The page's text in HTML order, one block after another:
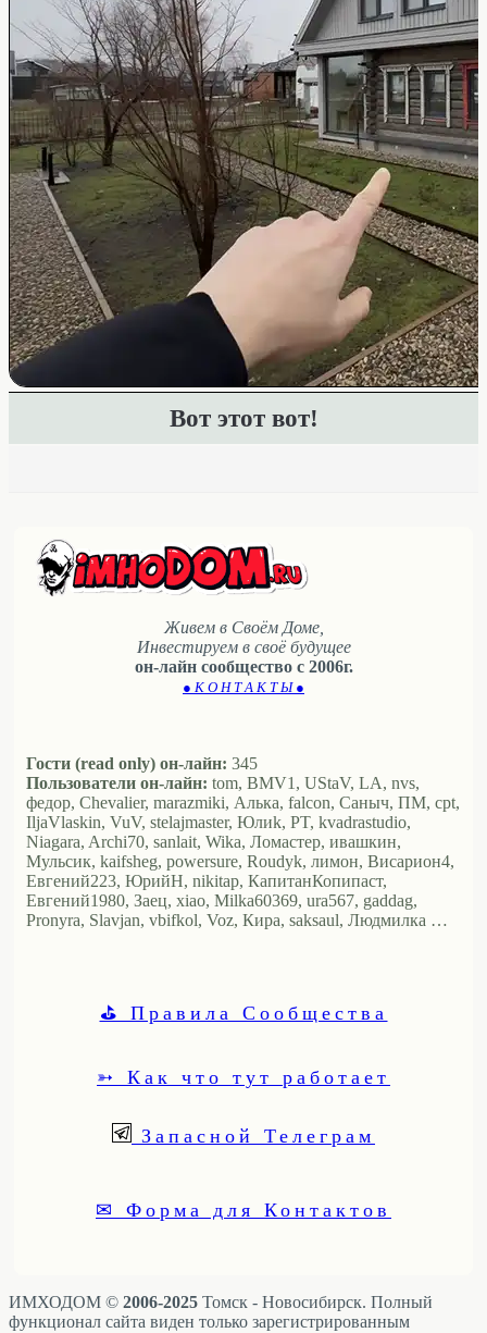
Вот этот вот!
Живем в Своём Доме,
Инвестируем в своё будущее
он-лайн сообщество с 2006г.
● К О Н Т А К Т Ы ●
Гости (read only) он-лайн: 345
Пользователи он-лайн: tom, BMV1, UStaV, LA, nvs,
федор, Chevalier, marazmiki, Алька, falcon, Саныч, ПМ, cpt,
IljaVlaskin, VuV, stelajmaster, Юлиk, PT, kvadrastudio,
Niagara, Archi70, sanlait, Wika, Ломастер, ивашкин,
Мульсик, kaifsheg, powersure, Roudyk, лимон, Висариoн4,
Евгений223, ЮрийН, nikitap, КапитанКопипаст,
Евгений1980, Заец, xiao, Milka60369, ura567, gaddag,
Pronyra, Slavjan, vbifkol, Voz, Кира, saksaul, Людмилка …
⛳ Правила Сообщества
➳ Как что тут работает
Запасной Телеграм
✉ Форма для Контактов
ИМХОДОМ © 2006-2025 Томск - Новосибирск. Полный
функционал сайта виден только зарегистрированным